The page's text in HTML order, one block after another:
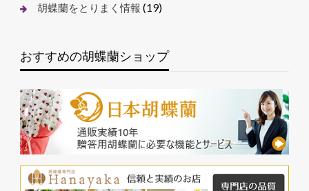
胡蝶蘭をとりまく情報 (19)
おすすめの胡蝶蘭ショップ